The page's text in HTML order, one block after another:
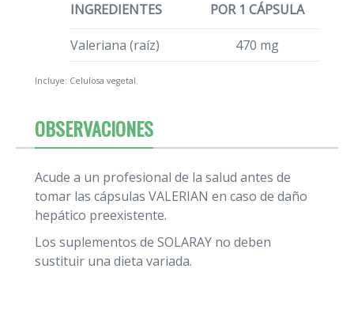
INGREDIENTES POR 1 CÁPSULA
Valeriana (raíz) 470 mg
Incluye: Celulosa vegetal.
OBSERVACIONES
Acude a un profesional de la salud antes de
tomar las cápsulas VALERIAN en caso de daño
hepático preexistente.
Los suplementos de SOLARAY no deben
sustituir una dieta variada.